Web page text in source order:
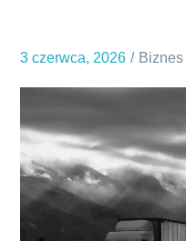
3 czerwca, 2026 Biznes